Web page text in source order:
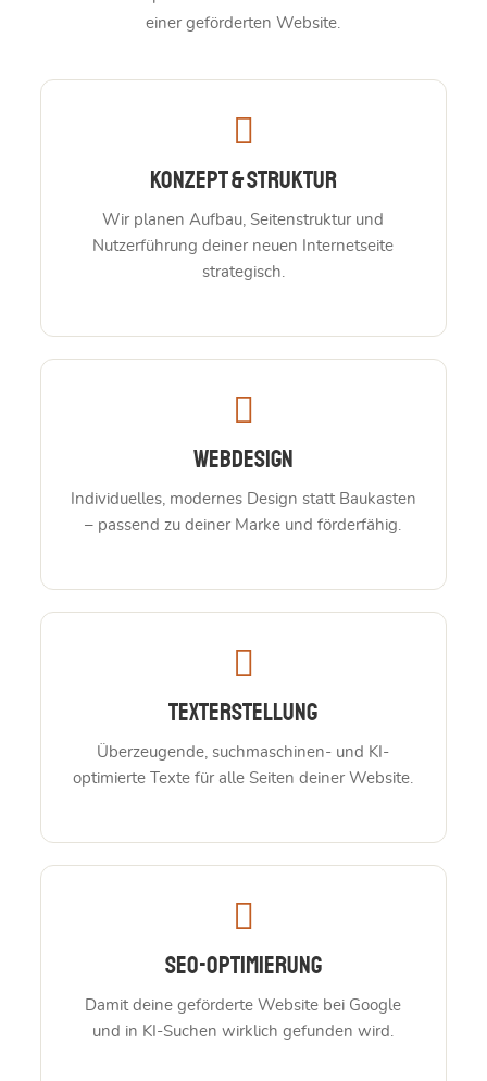
einer geförderten Website.
Konzept & Struktur
Wir planen Aufbau, Seitenstruktur und
Nutzerführung deiner neuen Internetseite
strategisch.
Webdesign
Individuelles, modernes Design statt Baukasten
– passend zu deiner Marke und förderfähig.
Texterstellung
Überzeugende, suchmaschinen- und KI-
optimierte Texte für alle Seiten deiner Website.
SEO-Optimierung
Damit deine geförderte Website bei Google
und in KI-Suchen wirklich gefunden wird.